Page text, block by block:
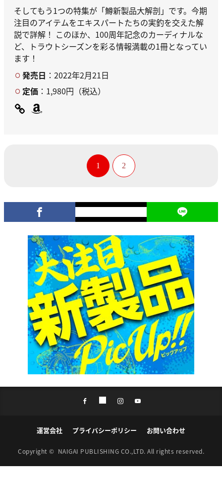
そしてもう1つの特集が「鱒新製品大解剖」です。今期
注目のアイテムをエキスパートたちの実釣を交えた解
説で詳解！ このほか、100周年記念のカーディナルな
ど、トラウトシーズンを彩る情報満載の1冊となってい
ます！
発売日 ：2022年2月21日
定価 ：1,980円（税込）
1 2
運営会社 プライバシーポリシー お問い合わせ
Copyright © NAIGAI PUBLISHING CO.,LTD. All rights reserved.